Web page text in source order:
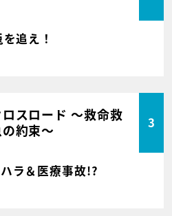
追え！
ロスロード ～救命救
約束～
3
ラ＆医療事故!?